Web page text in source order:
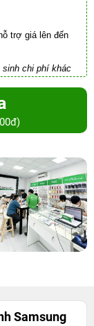
trợ giá lên đến
sinh chi phí khác
Samsung